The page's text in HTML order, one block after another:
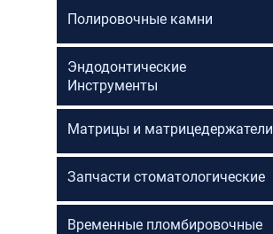
Полировочные камни
Эндодонтические
Инструменты
Матрицы и матрицедержатели
Запчасти стоматологические
Временные пломбировочные